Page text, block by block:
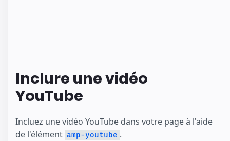
Inclure une vidéo
YouTube
Incluez une vidéo YouTube dans votre page à l'aide
de l'élément amp-youtube .